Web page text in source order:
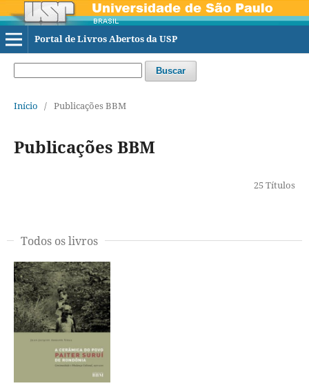
Portal de Livros Abertos da USP
Buscar
Início / Publicações BBM
Publicações BBM
25 Títulos
Todos os livros